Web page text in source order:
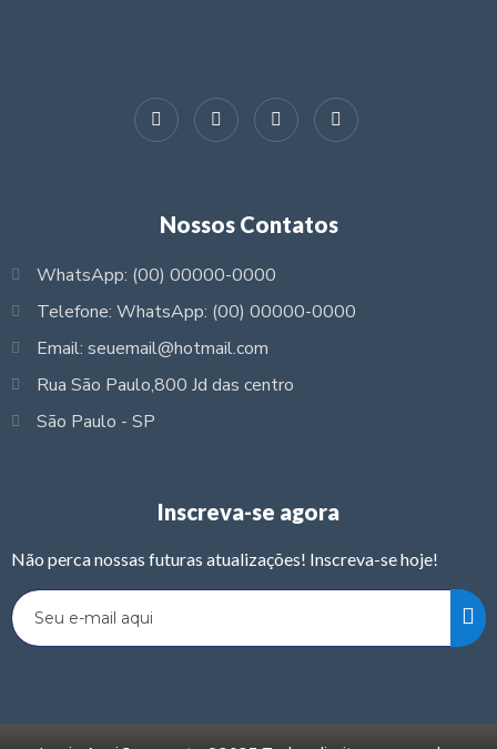
Nossos Contatos
WhatsApp: (00) 00000-0000
Telefone: WhatsApp: (00) 00000-0000
Email: seuemail@hotmail.com
Rua São Paulo,800 Jd das centro
São Paulo - SP
Inscreva-se agora
Não perca nossas futuras atualizações! Inscreva-se hoje!